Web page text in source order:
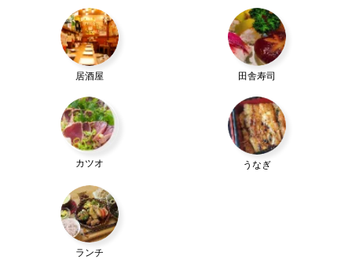
居酒屋 田舎寿司
カツオ うなぎ
ランチ